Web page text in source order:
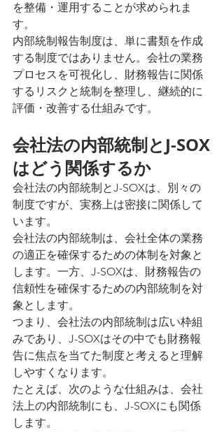
を整備・運用することが求められま
す。
内部統制報告制度は、単に書類を作成
する制度ではありません。会社の業務
プロセスを可視化し、財務報告に関係
するリスクと統制を整理し、継続的に
評価・改善する仕組みです。
会社法の内部統制とJ-SOX
はどう関係するか
会社法の内部統制とJ-SOXは、別々の
制度ですが、実務上は密接に関係して
います。
会社法の内部統制は、会社全体の業務
の適正を確保するための体制を対象と
します。一方、J-SOXは、財務報告の
信頼性を確保するための内部統制を対
象とします。
つまり、会社法の内部統制は広い枠組
みであり、J-SOXはその中でも財務報
告に焦点を当てた制度と考えると理解
しやすくなります。
たとえば、次のような仕組みは、会社
法上の内部統制にも、J-SOXにも関係
します。